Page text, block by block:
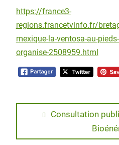
https://france3-
regions.francetvinfo.fr/
mexique-la-ventosa-au-
organise-2508959.html
Navigation
Previous
Consultation